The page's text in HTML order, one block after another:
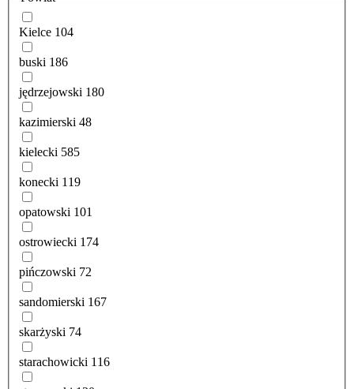
Kielce 104
buski 186
jędrzejowski 180
kazimierski 48
kielecki 585
konecki 119
opatowski 101
ostrowiecki 174
pińczowski 72
sandomierski 167
skarżyski 74
starachowicki 116